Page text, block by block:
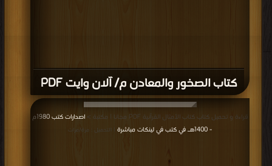
كتاب الصخور والمعادن م/ آلان وايت PDF
قراءة و تحميل كتاب كتاب الأمثال القرآنية PDF مجانا | مكتبة >
اصدارات كتب 1980م
- 1400هـ في كتب في لينكات مباشرة
| التحميل : مرة/مرات